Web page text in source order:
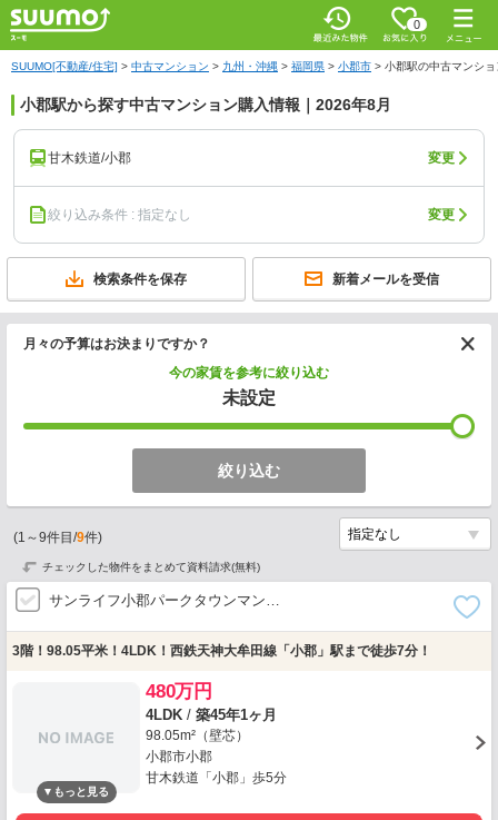
0
SUUMO[不動産/住宅] > 中古マンション > 九州・沖縄 > 福岡県 > 小郡市 > 小郡駅の中古マンショ
小郡駅から探す中古マンション購入情報｜2026年8月
甘木鉄道/小郡 変更
絞り込み条件 : 指定なし 変更
検索条件を保存 新着メールを受信
月々の予算はお決まりですか？
今の家賃を参考に絞り込む
未設定
絞り込む
(1 ～9件目/9件)
チェックした物件をまとめて資料請求(無料)
サンライフ小郡パークタウンマン…
3階！98.05平米！4LDK！西鉄天神大牟田線「小郡」駅まで徒歩7分！
480万円
4LDK / 築45年1ヶ月
98.05m²（壁芯）
小郡市小郡
甘木鉄道「小郡」歩5分